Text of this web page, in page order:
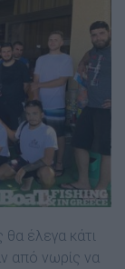
θα έλεγα κάτι
από νωρίς να